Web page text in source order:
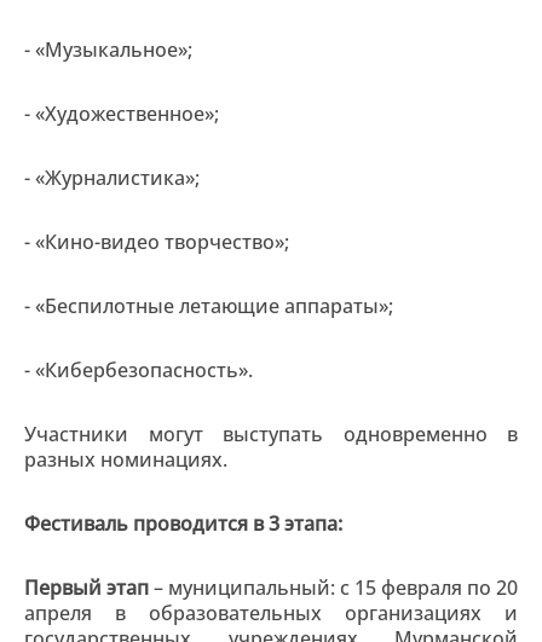
- «Музыкальное»;
- «Художественное»;
- «Журналистика»;
- «Кино-видео творчество»;
- «Беспилотные летающие аппараты»;
- «Кибербезопасность».
Участники могут выступать одновременно в
разных номинациях.
Фестиваль проводится в 3 этапа:
Первый этап– муниципальный: с 15 февраля по 20
апреля в образовательных организациях и